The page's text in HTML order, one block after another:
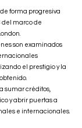
forma progresiva
del marco de
son examinados
el prestigio y la
sumar créditos,
y abrir puertas a
e internacionales.